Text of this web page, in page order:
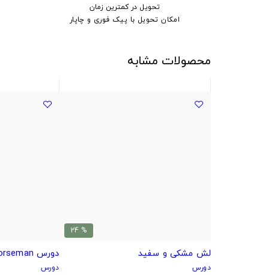
تحویل در کمترین زمان
امکان تحویل با پیک فوری و چاپار
محصولات مشابه
% 24
لش مشکی و سفید
دورس
دورس bojack horseman
دورس